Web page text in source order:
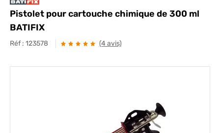
Pistolet pour cartouche chimique de 300 ml
BATIFIX
Réf : 123578 (4 avis)